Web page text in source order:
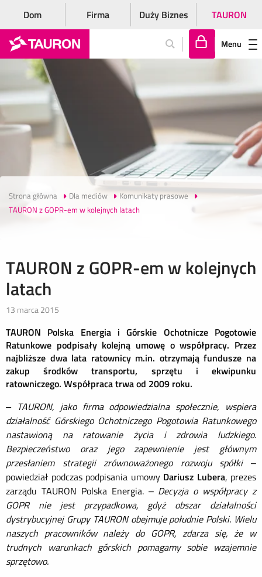
Dom Firma Duży Biznes TAURON
lo
gu
j
si
ę
Menu
Strona główna Dla mediów
Komunikaty prasowe
TAURON z GOPR-em w kolejnych latach
TAURON z GOPR-em w kolejnych
latach
13 marca 2015
TAURON Polska Energia i Górskie Ochotnicze Pogotowie
Ratunkowe podpisały kolejną umowę o współpracy. Przez
najbliższe dwa lata ratownicy m.in. otrzymają fundusze na
zakup środków transportu, sprzętu i ekwipunku
ratowniczego. Współpraca trwa od 2009 roku.
– TAURON, jako firma odpowiedzialna społecznie, wspiera
działalność Górskiego Ochotniczego Pogotowia Ratunkowego
nastawioną na ratowanie życia i zdrowia ludzkiego.
Bezpieczeństwo oraz jego zapewnienie jest głównym
przesłaniem strategii zrównoważonego rozwoju spółki–
powiedział podczas podpisania umowy Dariusz Lubera, prezes
zarządu TAURON Polska Energia. –Decyzja o współpracy z
GOPR nie jest przypadkowa, gdyż obszar działalności
dystrybucyjnej Grupy TAURON obejmuje południe Polski. Wielu
naszych pracowników należy do GOPR, zdarza się, że w
trudnych warunkach górskich pomagamy sobie wzajemnie
sprzętowo.